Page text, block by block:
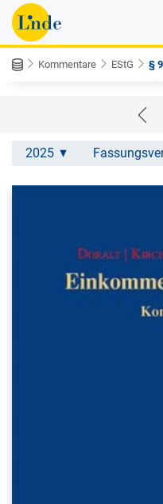
Kommentare EStG §
2025